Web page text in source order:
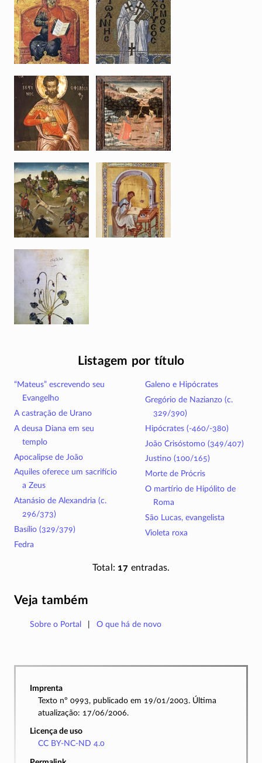
Listagem por título
“Mateus” escrevendo seu
Evangelho
A castração de Urano
A deusa Diana em seu
templo
Apocalipse de João
Aquiles oferece um sacrifício
a Zeus
Atanásio de Alexandria (c.
296/373)
Basílio (329/379)
Fedra
Galeno e Hipócrates
Gregório de Nazianzo (c.
329/390)
Hipócrates (-460/-380)
João Crisóstomo (349/407)
Justino (100/165)
Morte de Prócris
O martírio de Hipólito de
Roma
São Lucas, evangelista
Violeta roxa
Total: 17 entradas.
Veja também
Sobre o Portal O que há de novo
Imprenta
Texto nº 0993, publicado em 19/01/2003. Última
atualização: 17/06/2006.
Licença de uso
CC BY-NC-ND 4.0